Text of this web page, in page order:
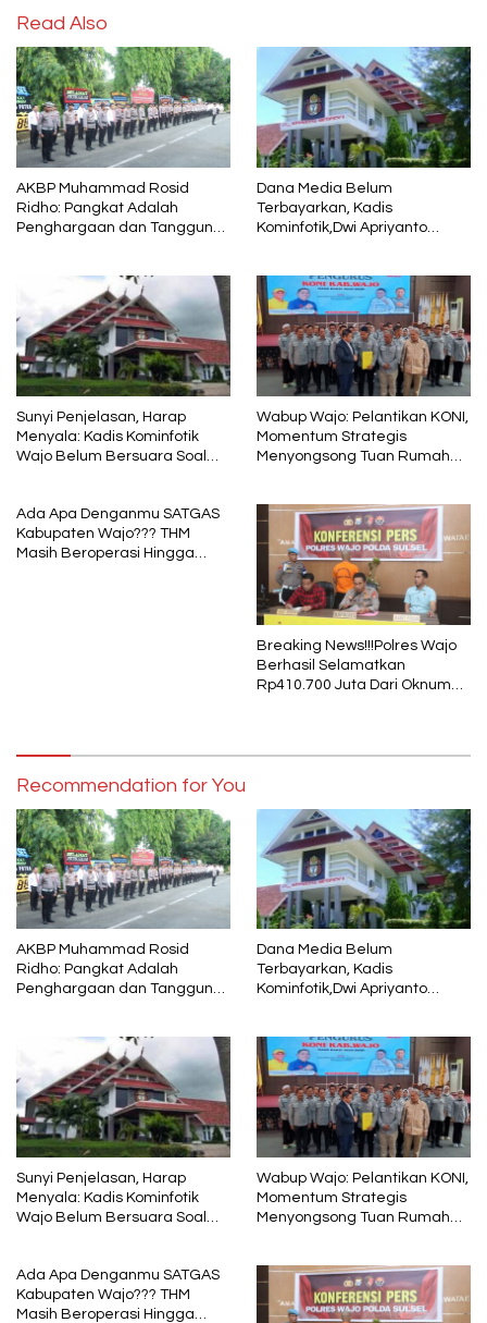
Read Also
AKBP Muhammad Rosid
Ridho: Pangkat Adalah
Penghargaan dan Tanggung
Dana Media Belum
Terbayarkan, Kadis
Kominfotik,Dwi Apriyanto
Sunyi Penjelasan, Harap
Menyala: Kadis Kominfotik
Wajo Belum Bersuara Soal
Wabup Wajo: Pelantikan KONI,
Momentum Strategis
Menyongsong Tuan Rumah
Ada Apa Denganmu SATGAS
Kabupaten Wajo??? THM
Masih Beroperasi Hingga
Breaking News!!!Polres Wajo
Berhasil Selamatkan
Rp410.700 Juta Dari Oknum
Recommendation for You
AKBP Muhammad Rosid
Ridho: Pangkat Adalah
Penghargaan dan Tanggung
Dana Media Belum
Terbayarkan, Kadis
Kominfotik,Dwi Apriyanto
Sunyi Penjelasan, Harap
Menyala: Kadis Kominfotik
Wajo Belum Bersuara Soal
Wabup Wajo: Pelantikan KONI,
Momentum Strategis
Menyongsong Tuan Rumah
Ada Apa Denganmu SATGAS
Kabupaten Wajo??? THM
Masih Beroperasi Hingga